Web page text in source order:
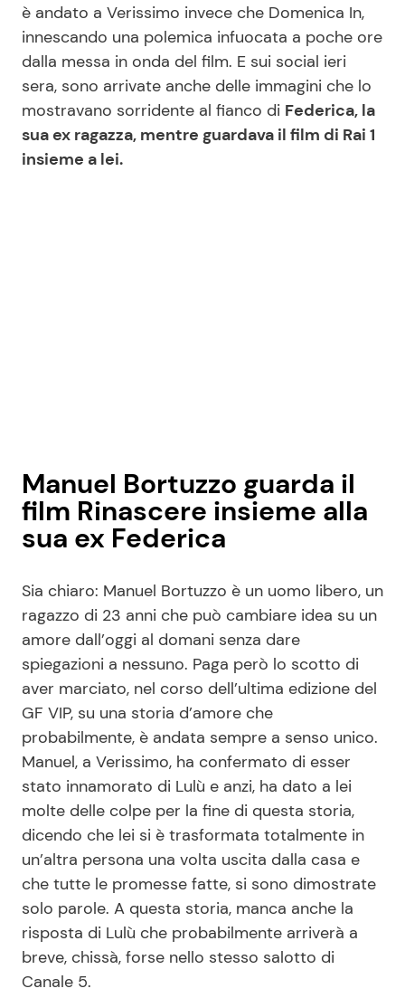
Disclaimer e Privacy
Redazione
Contattaci
Pubblicità
Privacy Policy
è andato a Verissimo invece che Domenica In,
innescando una polemica infuocata a poche ore
dalla messa in onda del film. E sui social ieri
sera, sono arrivate anche delle immagini che lo
mostravano sorridente al fianco di Federica, la
sua ex ragazza, mentre guardava il film di Rai 1
insieme a lei.
Manuel Bortuzzo guarda il
film Rinascere insieme alla
sua ex Federica
Sia chiaro: Manuel Bortuzzo è un uomo libero, un
ragazzo di 23 anni che può cambiare idea su un
amore dall’oggi al domani senza dare
spiegazioni a nessuno. Paga però lo scotto di
aver marciato, nel corso dell’ultima edizione del
GF VIP, su una storia d’amore che
probabilmente, è andata sempre a senso unico.
Manuel, a Verissimo, ha confermato di esser
stato innamorato di Lulù e anzi, ha dato a lei
molte delle colpe per la fine di questa storia,
dicendo che lei si è trasformata totalmente in
un’altra persona una volta uscita dalla casa e
che tutte le promesse fatte, si sono dimostrate
solo parole. A questa storia, manca anche la
risposta di Lulù che probabilmente arriverà a
breve, chissà, forse nello stesso salotto di
Canale 5.